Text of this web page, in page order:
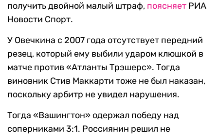
получить двойной малый штраф, поясняет РИА
Новости Спорт.
У Овечкина с 2007 года отсутствует передний
резец, который ему выбили ударом клюшкой в
матче против «Атланты Трэшерс». Тогда
виновник Стив Маккарти тоже не был наказан,
поскольку арбитр не увидел нарушения.
Тогда «Вашингтон» одержал победу над
соперниками 3:1. Россиянин решил не